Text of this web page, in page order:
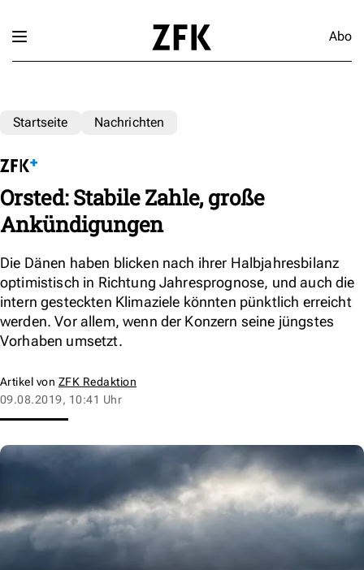
Abo
Startseite Nachrichten
Orsted: Stabile Zahle, große
Ankündigungen
Die Dänen haben blicken nach ihrer Halbjahresbilanz
optimistisch in Richtung Jahresprognose, und auch die
intern gesteckten Klimaziele könnten pünktlich erreicht
werden. Vor allem, wenn der Konzern seine jüngstes
Vorhaben umsetzt.
Artikel von ZFK Redaktion
09.08.2019, 10:41 Uhr